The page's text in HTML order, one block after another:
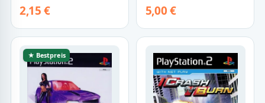
2,15 € 5,00 €
★ Bestpreis